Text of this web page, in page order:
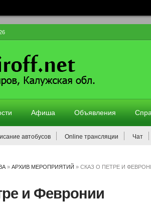
Афиша Объявления
автобусов Online трансляции Чат
» АРХИВ МЕРОПРИЯТИЙ » СКАЗ О ПЕТРЕ И
и Февронии